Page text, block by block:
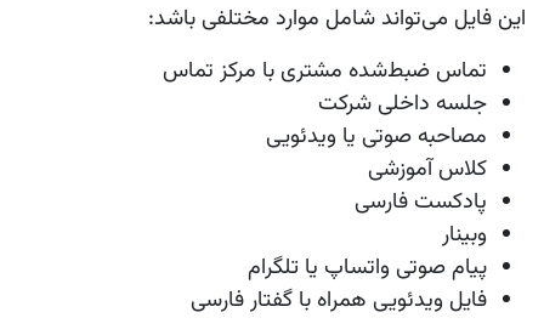
این فایل می‌تواند شامل موارد مختلفی باشد:
تماس ضبط‌شده مشتری با مرکز تماس
جلسه داخلی شرکت
مصاحبه صوتی یا ویدئویی
کلاس آموزشی
پادکست فارسی
وبینار
پیام صوتی واتساپ یا تلگرام
فایل ویدئویی همراه با گفتار فارسی